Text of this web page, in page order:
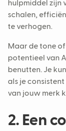
hulpmiddel zijn
schalen,
te verhogen.
Maar de tone
potentieel van
benutten. Je
als je
van jouw merk
2. Een